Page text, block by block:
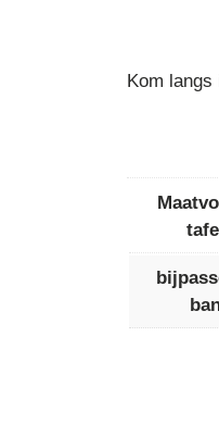
Kom